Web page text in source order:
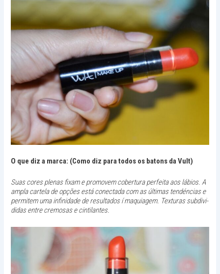
O que diz a marca: (Como diz para todos os batons da Vult)
Suas cores ple­nas fixam e pro­movem cober­tura per­feita aos lábios. A
ampla cartela de opções está conec­tada com as últi­mas tendén­cias e
per­mitem uma infinidade de resul­ta­dos í maquiagem. Tex­turas sub­di­vi­
di­das entre cre­mosas e cintilantes.